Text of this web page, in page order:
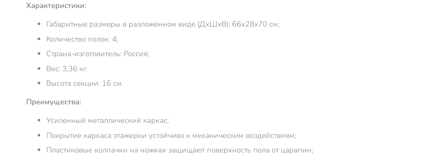
Характеристики:
Габаритные размеры в разложенном виде (ДхШхВ): 66х28х70 см;
Количество полок: 4;
Страна-изготовитель: Россия;
Вес: 3,36 кг.
Высота секции: 16 см.
Преимущества:
Усиленный металлический каркас;
Покрытие каркаса этажерки устойчиво к механическим воздействиям;
Пластиковые колпачки на ножках защищают поверхность пола от царапин;